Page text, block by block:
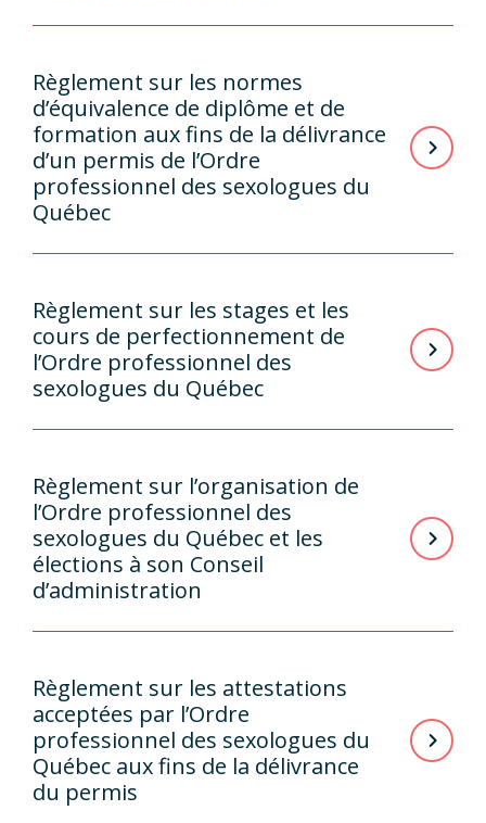
Règlement sur les normes
d’équivalence de diplôme et de
formation aux fins de la délivrance
d’un permis de l’Ordre
professionnel des sexologues du
Québec
Règlement sur les stages et les
cours de perfectionnement de
l’Ordre professionnel des
sexologues du Québec
Règlement sur l’organisation de
l’Ordre professionnel des
sexologues du Québec et les
élections à son Conseil
d’administration
Règlement sur les attestations
acceptées par l’Ordre
professionnel des sexologues du
Québec aux fins de la délivrance
du permis